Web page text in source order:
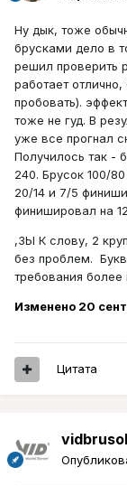
Ну дык, тоже
брусками дело в
решил проверить
работает
пробовать).
тоже не гуд. В
уже все прогнал
Получилось так -
240. Брусок 100/
20/14 и 7/5
финишировал на
,ЗЫ К слову, 2
без проблем.
требования
Изменено 20
Цитата